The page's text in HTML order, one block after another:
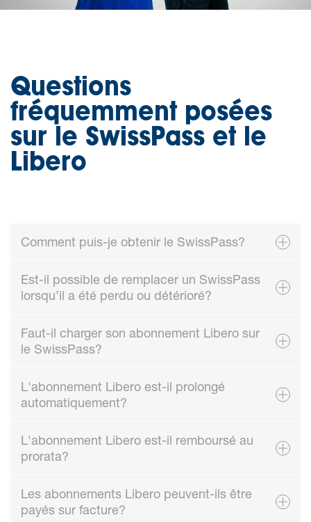
Questions
fréquemment posées
sur le SwissPass et le
Libero
Comment puis-je obtenir le SwissPass?
Est-il possible de remplacer un SwissPass
lorsqu’il a été perdu ou détérioré?
Faut-il charger son abonnement Libero sur
le SwissPass?
L'abonnement Libero est-il prolongé
automatiquement?
L'abonnement Libero est-il remboursé au
prorata?
Les abonnements Libero peuvent-ils être
payés sur facture?